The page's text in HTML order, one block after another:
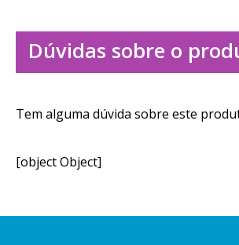
Dúvidas sobre o
Tem alguma dúvida sobre este
[object Object]